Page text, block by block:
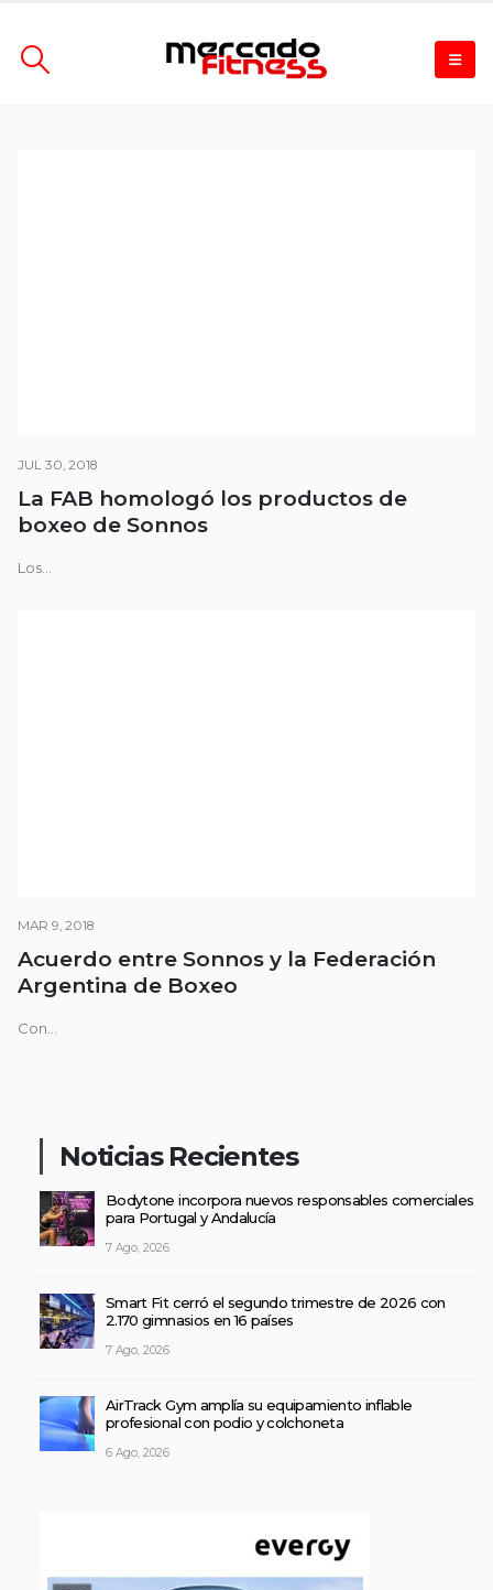
JUL 30, 2018
La FAB homologó los productos de
boxeo de Sonnos
Los...
MAR 9, 2018
Acuerdo entre Sonnos y la Federación
Argentina de Boxeo
Con...
Noticias Recientes
Bodytone incorpora nuevos responsables comerciales
para Portugal y Andalucía
7 Ago, 2026
Smart Fit cerró el segundo trimestre de 2026 con
2.170 gimnasios en 16 países
7 Ago, 2026
AirTrack Gym amplía su equipamiento inflable
profesional con podio y colchoneta
6 Ago, 2026